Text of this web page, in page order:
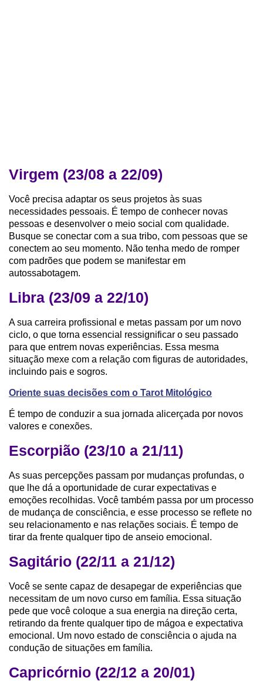
Virgem (23/08 a 22/09)
Você precisa adaptar os seus projetos às suas
necessidades pessoais. É tempo de conhecer novas
pessoas e desenvolver o meio social com qualidade.
Busque se conectar com a sua tribo, com pessoas que se
conectem ao seu momento. Não tenha medo de romper
com padrões que podem se manifestar em
autossabotagem.
Libra (23/09 a 22/10)
A sua carreira profissional e metas passam por um novo
ciclo, o que torna essencial ressignificar o seu passado
para que entrem novas experiências. Essa mesma
situação mexe com a relação com figuras de autoridades,
incluindo pais e sogros.
Oriente suas decisões com o Tarot Mitológico
É tempo de conduzir a sua jornada alicerçada por novos
valores e conexões.
Escorpião (23/10 a 21/11)
As suas percepções passam por mudanças profundas, o
que lhe dá a oportunidade de curar expectativas e
emoções recolhidas. Você também passa por um processo
de mudança de consciência, e esse processo se reflete no
seu relacionamento e nas relações sociais. É tempo de
tirar da frente qualquer tipo de anseio emocional.
Sagitário (22/11 a 21/12)
Você se sente capaz de desapegar de experiências que
necessitam de um novo curso em família. Essa situação
pede que você coloque a sua energia na direção certa,
retirando da frente qualquer tipo de mágoa e expectativa
emocional. Um novo estado de consciência o ajuda na
condução de situações em família.
Capricórnio (22/12 a 20/01)